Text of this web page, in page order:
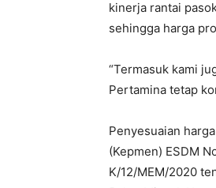
kinerja rantai
sehingga harga
“Termasuk kami
Pertamina tetap
Penyesuaian
(Kepmen) ESDM
K/12/MEM/2020